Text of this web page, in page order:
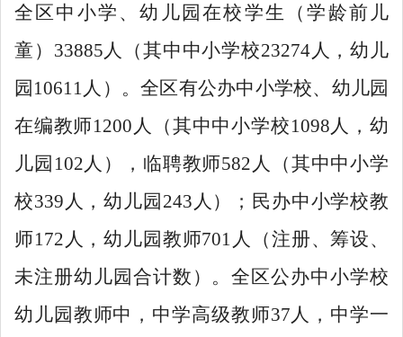
全区中小学、幼儿园在校学生（学龄前儿
童） 33885 人（其中中小学校23274人，幼儿
园 10611 人）。全区有公办中小学校、幼儿园
在编教师1200 人（其中中小学校1098 人，幼
儿园 102 人），临聘教师582 人（其中中小学
校339 人，幼儿园 243 人）；民办中小学校教
师172 人，幼儿园教师701 人（注册、筹设、
未注册幼儿园合计数）。全区公办中小学校
幼儿园教师中，中学高级教师37 人，中学一